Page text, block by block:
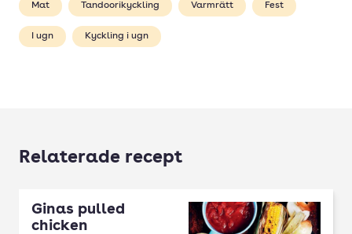
Mat Tandoorikyckling Varmrätt Fest
I ugn Kyckling i ugn
Relaterade recept
Ginas pulled
chicken